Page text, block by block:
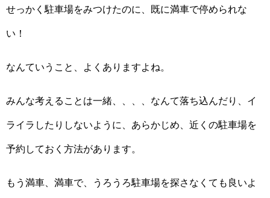
せっかく駐車場をみつけたのに、既に満車で停められな
い！
なんていうこと、よくありますよね。
みんな考えることは一緒、、、、なんて落ち込んだり、イ
ライラしたりしないように、あらかじめ、近くの駐車場を
予約しておく方法があります。
もう満車、満車で、うろうろ駐車場を探さなくても良いよ